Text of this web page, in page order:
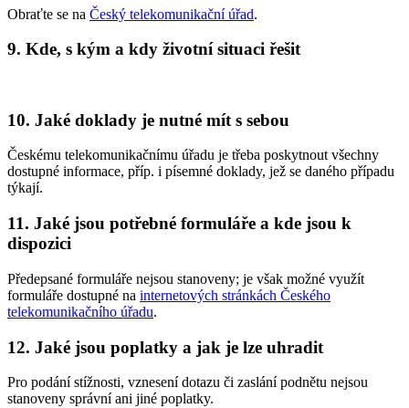
Obraťte se na Český telekomunikační úřad.
9. Kde, s kým a kdy životní situaci řešit
10. Jaké doklady je nutné mít s sebou
Českému telekomunikačnímu úřadu je třeba poskytnout všechny
dostupné informace, příp. i písemné doklady, jež se daného případu
týkají.
11. Jaké jsou potřebné formuláře a kde jsou k
dispozici
Předepsané formuláře nejsou stanoveny; je však možné využít
formuláře dostupné na internetových stránkách Českého
telekomunikačního úřadu.
12. Jaké jsou poplatky a jak je lze uhradit
Pro podání stížnosti, vznesení dotazu či zaslání podnětu nejsou
stanoveny správní ani jiné poplatky.